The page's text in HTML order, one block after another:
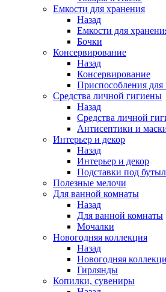
Емкости для хранения
Назад
Емкости для
Бочки
Консервирование
Назад
Консервирование
Приспособления для
Средства личной гигиены
Назад
Средства личной
Антисептики и
Интерьер и декор
Назад
Интерьер и декор
Подставки под
Полезные мелочи
Для ванной комнаты
Назад
Для ванной комнаты
Мочалки
Новогодняя коллекция
Назад
Новогодняя
Гирлянды
Копилки, сувениры